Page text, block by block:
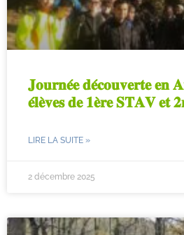
𝐉𝐨𝐮𝐫𝐧𝐞́𝐞 𝐝𝐞́𝐜𝐨𝐮𝐯𝐞𝐫𝐭𝐞 𝐞𝐧
𝐞́𝐥𝐞̀𝐯𝐞𝐬 𝐝𝐞 𝟏𝐞̀𝐫𝐞 𝐒𝐓𝐀𝐕 𝐞𝐭
LIRE LA SUITE »
2 décembre 2025